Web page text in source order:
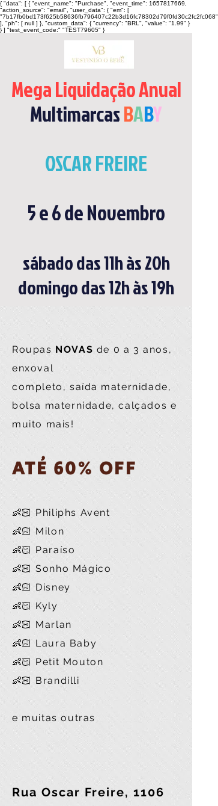
{ "data": [ { "event_name": "Purchase", "event_time": 1657817669,
"action_source": "email", "user_data": { "em": [
"7b17fb0bd173f625b58636fb796407c22b3d16fc78302d79f0fd30c2fc2fc068"
], "ph": [ null ] }, "custom_data": { "currency": "BRL", "value": "1.99" }
} ] "test_event_code:" "TEST79605" }
Mega Liquidação Anual
MultimarcasBABY
OSCAR FREIRE
5 e 6 de Novembro
sábado das 11h às 20h
domingo das 12h às 19h
Roupas NOVAS de 0 a 3 anos,
enxoval
completo, saída maternidade,
bolsa maternidade, calçados e
muito mais!
ATÉ 60% OFF
👶🏻 Philiphs Avent
👶🏻 Milon
👶🏻 Paraíso
👶🏻 Sonho Mágico
👶🏻 Disney
👶🏻 Kyly
👶🏻 Marlan
👶🏻 Laura Baby
👶🏻 Petit Mouton
👶🏻 Brandilli
e muitas outras
Rua Oscar Freire, 1106